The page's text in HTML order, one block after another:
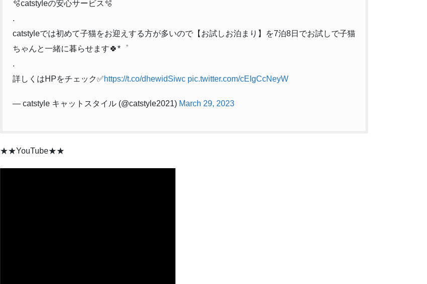
🫧catstyleの安心サービス🫧
.
catstyleでは初めて子猫をお迎えする方が多いので【お試しお泊まり】を7泊8日でお試しで子猫
ちゃんと一緒に暮らせます🍀*゜
.
詳しくはHPをチェック✅https://t.co/dhewidSiwc pic.twitter.com/cEIgCcNeyW
— catstyle キャットスタイル (@catstyle2021) March 29, 2023
★★YouTube★★